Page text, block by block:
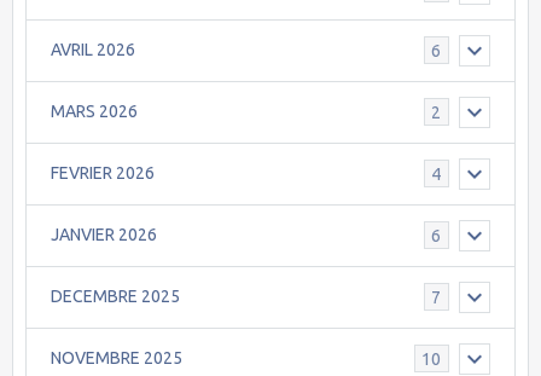
AVRIL 2026 6
MARS 2026 2
FEVRIER 2026 4
JANVIER 2026 6
DECEMBRE 2025 7
NOVEMBRE 2025 10